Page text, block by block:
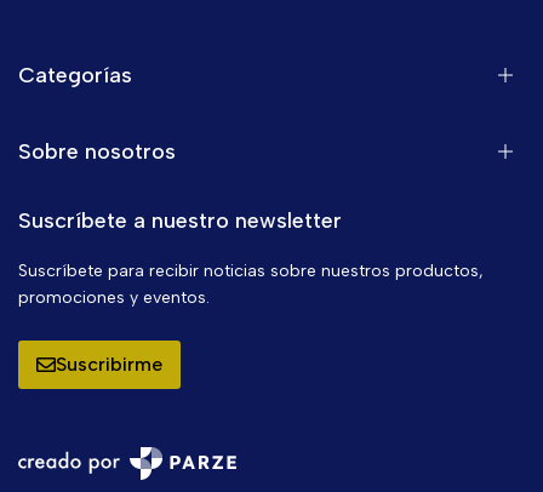
Categorías
Sobre nosotros
Suscríbete a nuestro newsletter
Suscríbete para recibir noticias sobre nuestros productos,
promociones y eventos.
Suscribirme